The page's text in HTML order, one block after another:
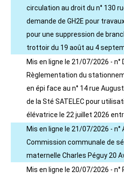
circulation au droit du n° 130
demande de GH2E pour
pour une suppression de
trottoir du 19 août au 4
Mis en ligne le 21/07/2026 - n°
Règlementation du
en épi face au n° 14 rue
de la Sté SATELEC pour
élévatrice le 22 juillet 2026
Mis en ligne le 21/07/2026 - n°
Commission communale de
maternelle Charles Péguy 20
Mis en ligne le 20/07/2026 - n°